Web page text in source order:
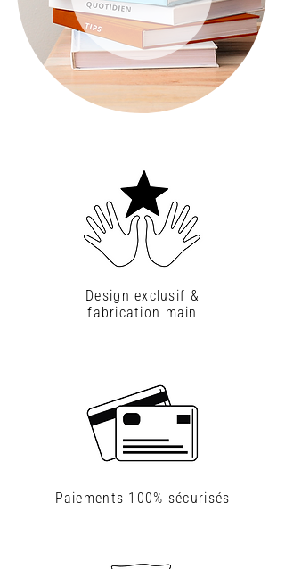
Design exclusif &
fabrication main
Paiements 100% sécurisés